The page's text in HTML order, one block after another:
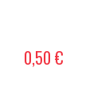
0,50 €